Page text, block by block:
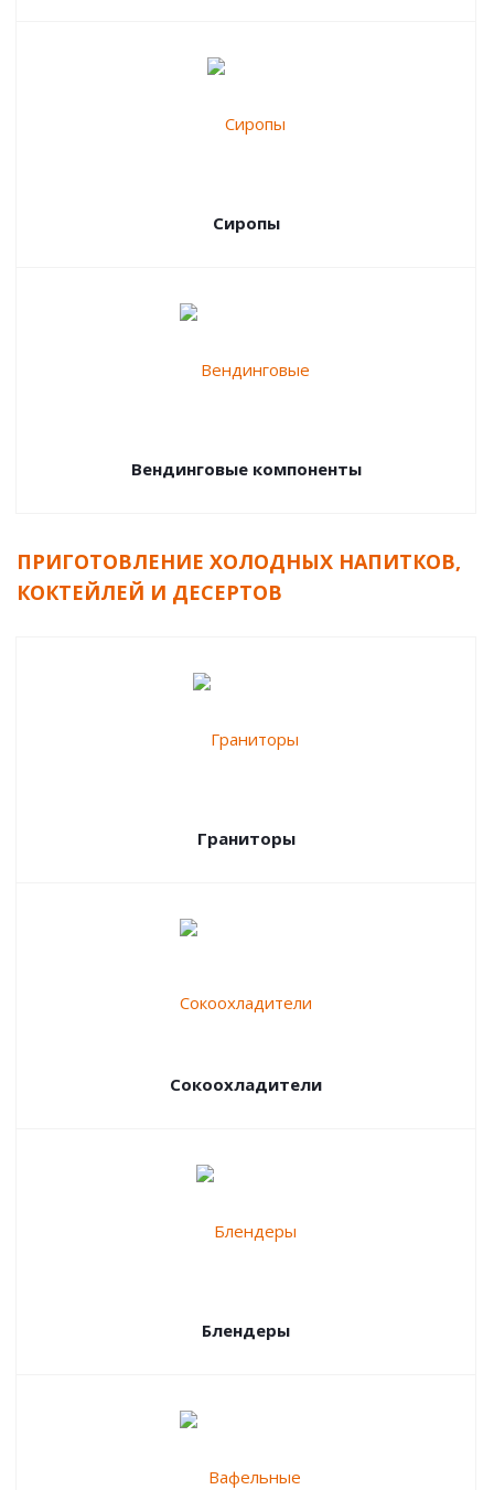
Сиропы
Вендинговые компоненты
ПРИГОТОВЛЕНИЕ ХОЛОДНЫХ НАПИТКОВ,
КОКТЕЙЛЕЙ И ДЕСЕРТОВ
Граниторы
Сокоохладители
Блендеры